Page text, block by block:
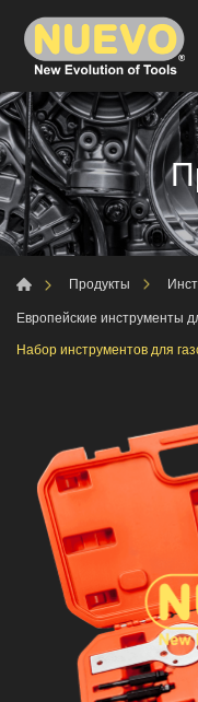
Продукты
Европейские инструменты
Набор инструментов для